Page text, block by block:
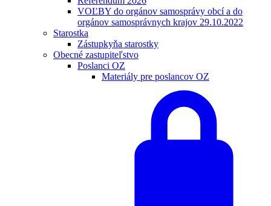
VOĽBY do orgánov samosprávy obcí a do
orgánov samosprávnych krajov 29.10.2022
Starostka
Zástupkyňa starostky
Obecné zastupiteľstvo
Poslanci OZ
Materiály pre poslancov OZ